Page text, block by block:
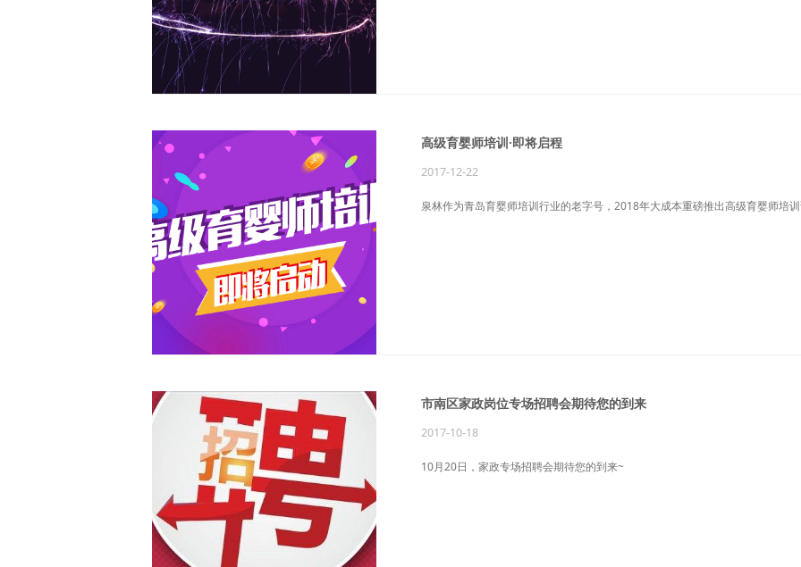
高级育婴师培训·即将启程
2017-12-22
泉林作为青岛育婴师培训行业的老字号，2018年大成本重磅推出高级育婴师培
市南区家政岗位专场招聘会期待您的到来
2017-10-18
10月20日，家政专场招聘会期待您的到来~